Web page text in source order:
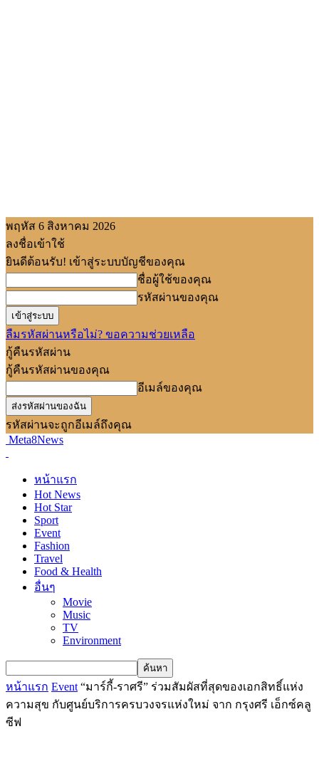
พฤหัส 6 สิงหาคม 2026
ลงชื่อเข้าใช้
ยินดีต้อนรับ! เข้าสู่ระบบบัญชีของคุณ
ชื่อผู้ใช้ของคุณ
รหัสผ่านของคุณ
ลืมรหัสผ่านหรือไม่? ขอความช่วยเหลือ
กู้คืนรหัสผ่าน
กู้คืนรหัสผ่านของคุณ
อีเมล์ของคุณ
รหัสผ่านจะถูกอีเมล์ถึงคุณ
Meta8News
หน้าแรก
Hot News
Hot Star
Sport
Event
Fashion
Travel
Food & Health
อื่นๆ
Movie
Music
TV
Environment
หน้าแรก Event “มาร์กี้-ราศรี” ร่วมสัมผัสที่สุดของเอกสิทธิ์แห่ง
ความสุข กับศูนย์บริการครบวงจรแห่งใหม่ จาก กรุงศรี เอ็กซ์คลู
ซีฟ